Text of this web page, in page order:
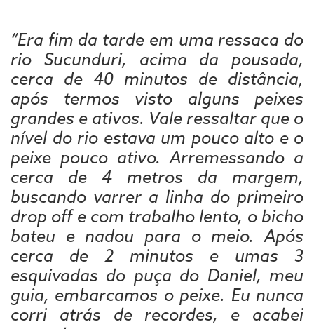
“Era fim da tarde em uma ressaca do
rio Sucunduri, acima da pousada,
cerca de 40 minutos de distância,
após termos visto alguns peixes
grandes e ativos. Vale ressaltar que o
nível do rio estava um pouco alto e o
peixe pouco ativo. Arremessando a
cerca de 4 metros da margem,
buscando varrer a linha do primeiro
drop off e com trabalho lento, o bicho
bateu e nadou para o meio. Após
cerca de 2 minutos e umas 3
esquivadas do puça do Daniel, meu
guia, embarcamos o peixe. Eu nunca
corri atrás de recordes, e acabei